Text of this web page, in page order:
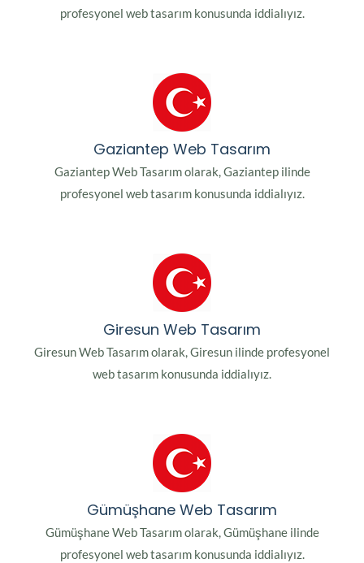
profesyonel web tasarım konusunda iddialıyız.
Gaziantep Web Tasarım
Gaziantep Web Tasarım olarak, Gaziantep ilinde
profesyonel web tasarım konusunda iddialıyız.
Giresun Web Tasarım
Giresun Web Tasarım olarak, Giresun ilinde profesyonel
web tasarım konusunda iddialıyız.
Gümüşhane Web Tasarım
Gümüşhane Web Tasarım olarak, Gümüşhane ilinde
profesyonel web tasarım konusunda iddialıyız.